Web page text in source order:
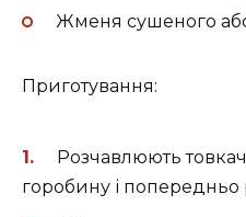
Жменя сушеного
Приготування:
Розчавлюють
горобину і попередньо